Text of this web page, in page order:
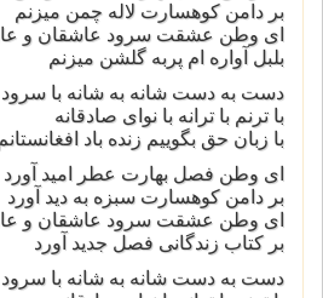
بر دامن کوهسارت لاله چمن میزنم
ای وطن عشقت سرود عاشقان و
بلبل آواره ام پربه گلشن میزنم
دست به دست شانه به شانه با سرود
با ترنم با ترانه با نوای صادقانه
با زبان حق بگوییم زنده باد افغانستانم
ای وطن فصل بهارت عطر امید آورد
بر دامن کوهسارت سبزه به دید آورد
ای وطن عشقت سرود عاشقان و
بر کتاب زندگانی فصل جدید آورد
دست به دست شانه به شانه با سرود